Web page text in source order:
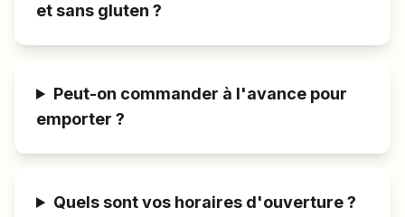
et sans gluten ?
Peut-on commander à l'avance pour
emporter ?
Quels sont vos horaires d'ouverture ?